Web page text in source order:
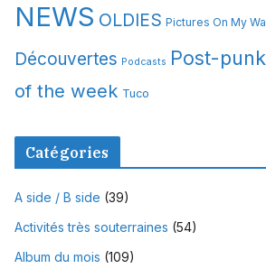
NEWS OLDIES Pictures On My
Découvertes Podcasts Post-
of the week Tuco
Catégories
A side / B side (39)
Activités très souterraines (54)
Album du mois (109)